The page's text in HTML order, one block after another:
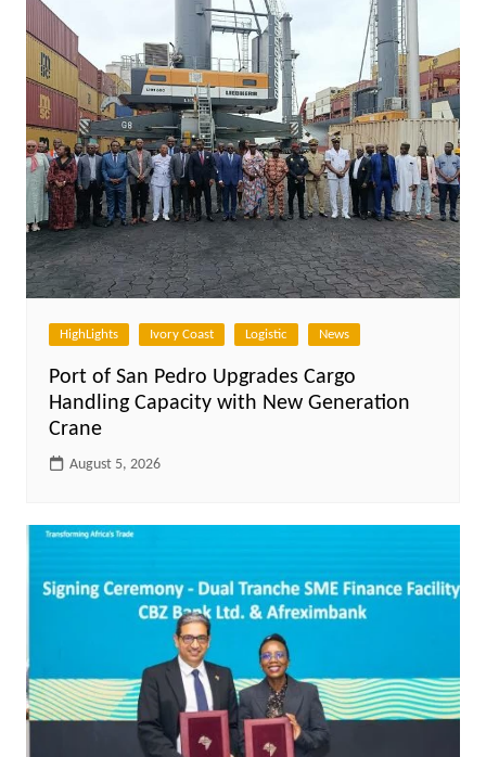
HighLights Ivory Coast Logistic News
Port of San Pedro Upgrades Cargo
Handling Capacity with New Generation
Crane
August 5, 2026